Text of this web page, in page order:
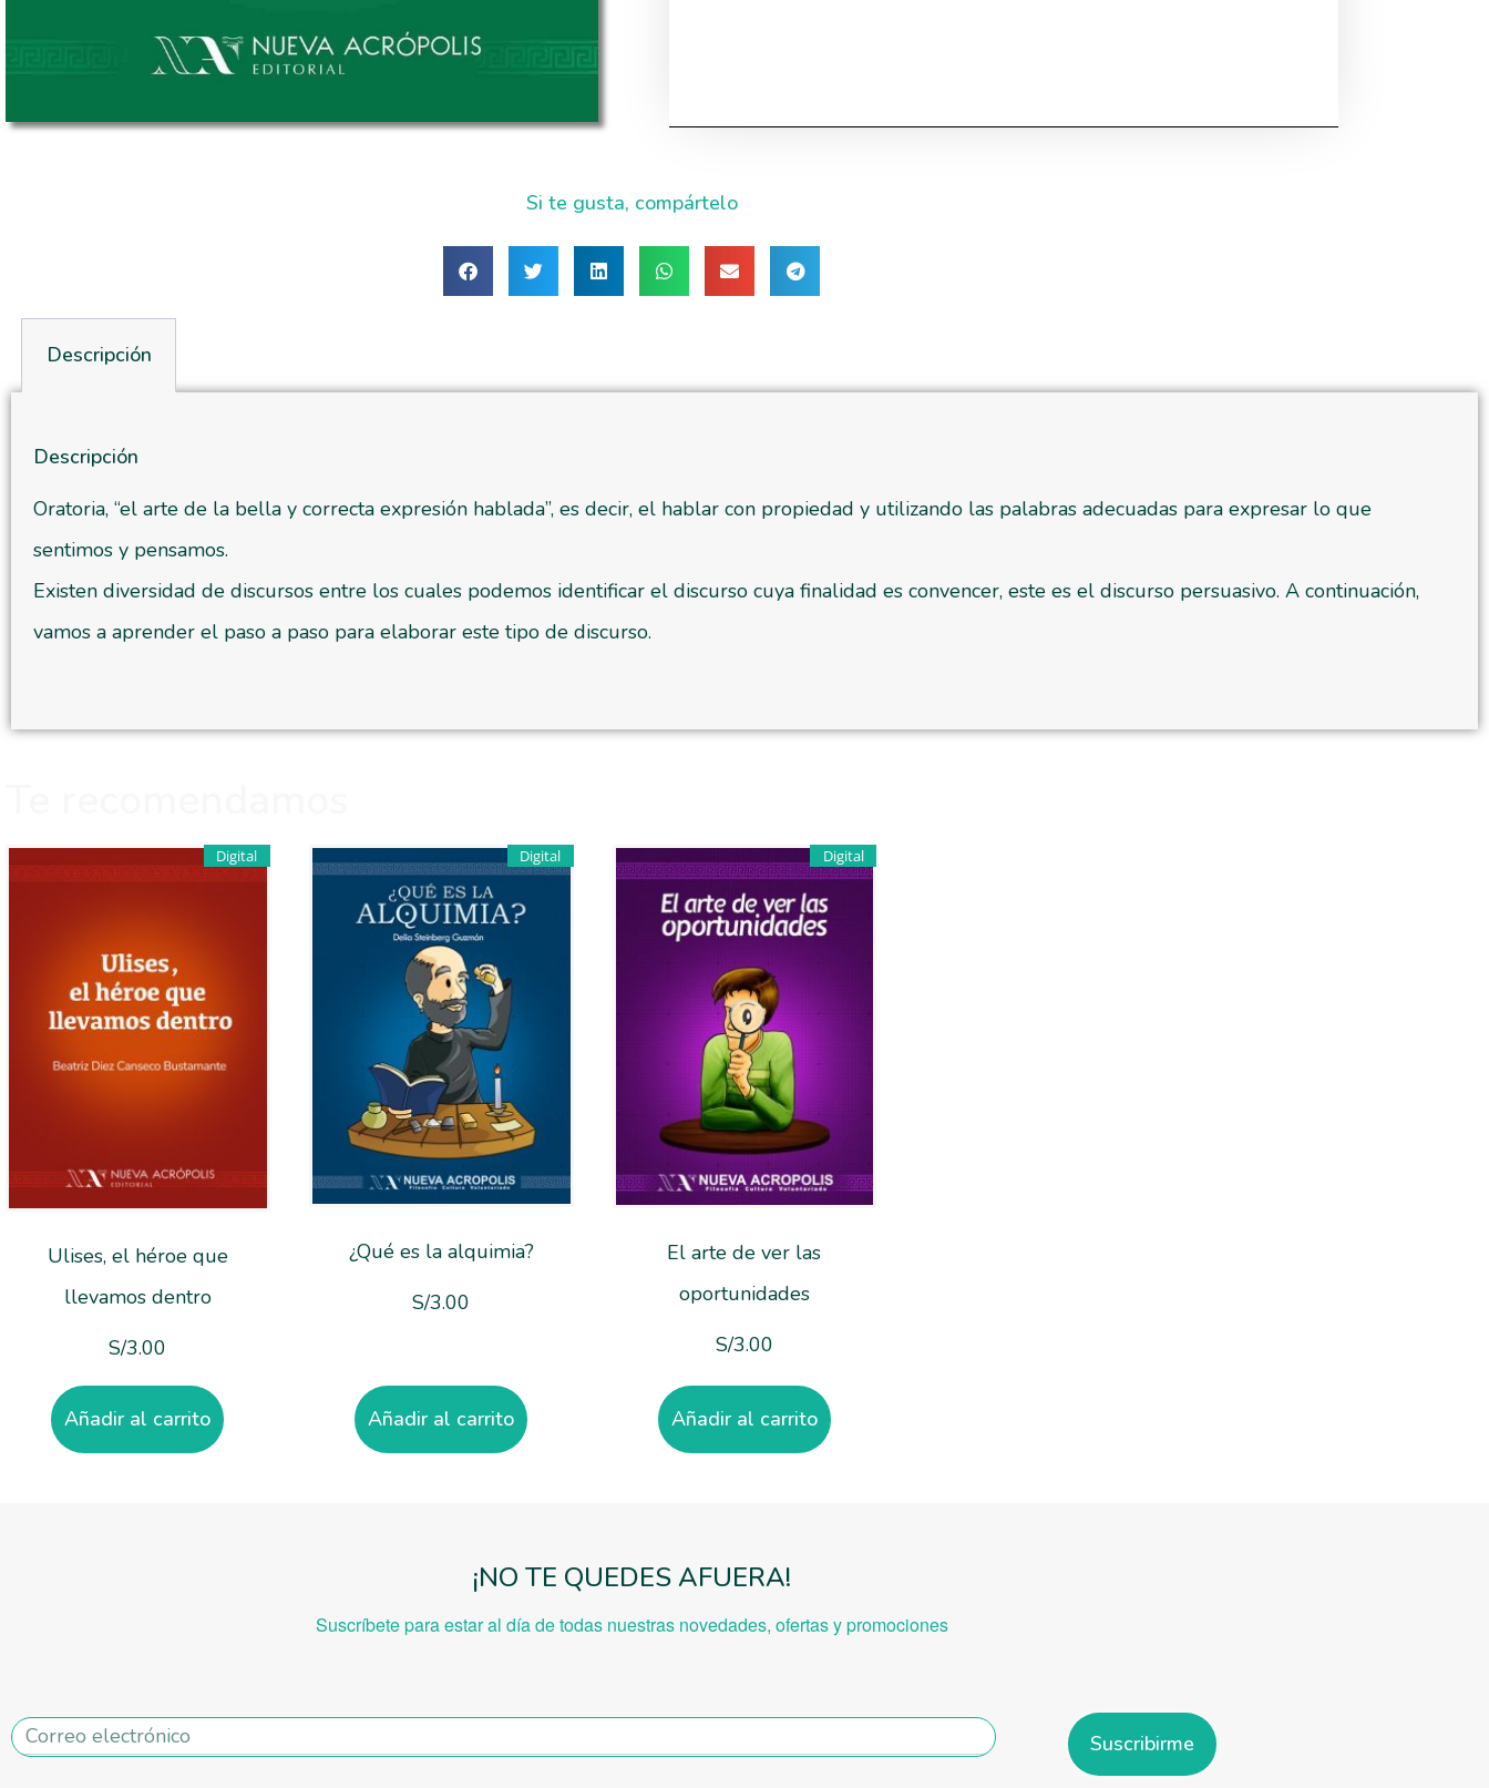
Si te gusta, compártelo
Descripción
Descripción
Oratoria, “el arte de la bella y correcta expresión hablada”, es decir, el hablar con propiedad y utilizando las palabras adecuadas para expresar lo que
sentimos y pensamos.
Existen diversidad de discursos entre los cuales podemos identificar el discurso cuya finalidad es convencer, este es el discurso persuasivo. A continuación,
vamos a aprender el paso a paso para elaborar este tipo de discurso.
Digital
Ulises, el héroe que
llevamos dentro
S/3.00
Añadir al carrito
Digital
¿Qué es la alquimia?
S/3.00
Añadir al carrito
Digital
El arte de ver las
oportunidades
S/3.00
Añadir al carrito
¡NO TE QUEDES AFUERA!
Suscríbete para estar al día de todas nuestras novedades, ofertas y promociones
Suscribirme